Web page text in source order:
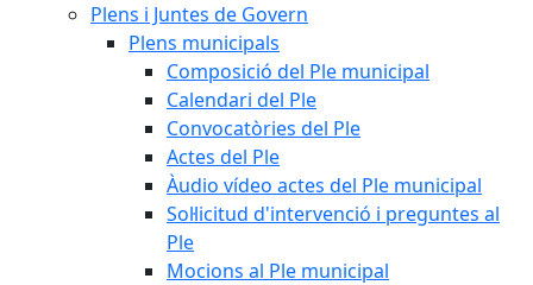
Plens i Juntes de Govern
Plens municipals
Composició del Ple municipal
Calendari del Ple
Convocatòries del Ple
Actes del Ple
Àudio vídeo actes del Ple municipal
Sol·licitud d'intervenció i preguntes al
Ple
Mocions al Ple municipal